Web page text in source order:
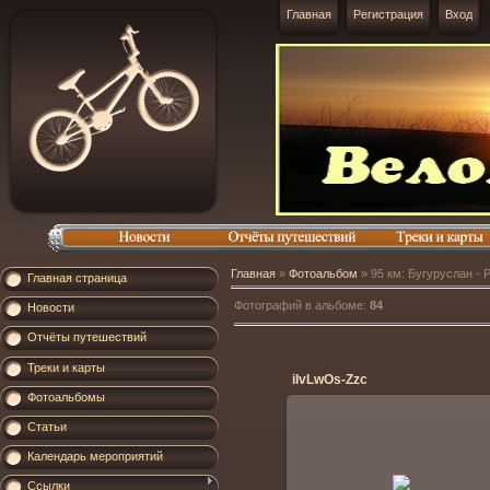
Главная Регистрация Вход
Главная страница
Новости
Отчёты путешествий
Треки и карты
Фотоальбомы
Статьи
Календарь мероприятий
Ссылки
Главная » Фотоальбом » 95 км: Бугуруслан -
Фотографий в альбоме: 84
iIvLwOs-Zzc